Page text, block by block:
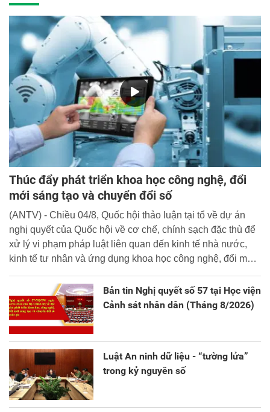
Thúc đẩy phát triển khoa học công nghệ, đổi
mới sáng tạo và chuyển đổi số
(ANTV) - Chiều 04/8, Quốc hội thảo luận tại tổ về dự án
nghị quyết của Quốc hội về cơ chế, chính sạch đặc thù để
xử lý vi phạm pháp luật liên quan đến kinh tế nhà nước,
kinh tế tư nhân và ứng dụng khoa học công nghệ, đổi mới
Bản tin Nghị quyết số 57 tại Học viện
Cảnh sát nhân dân (Tháng 8/2026)
Luật An ninh dữ liệu - “tường lửa”
trong kỷ nguyên số